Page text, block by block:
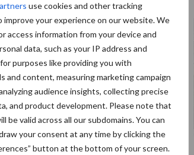
use cookies and other tracking
your experience on our website. We
access information from your device and
data, such as your IP address and
purposes like providing you with
and content, measuring marketing campaign
audience insights, collecting precise
and product development. Please note that
be valid across all our subdomains. You can
your consent at any time by clicking the
button at the bottom of your screen.